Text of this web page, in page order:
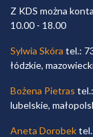
Z KDS można
10.00 - 18.00
Sylwia Skóra tel.:
łódzkie,
Bożena Pietras
lubelskie,
Aneta Dorobek